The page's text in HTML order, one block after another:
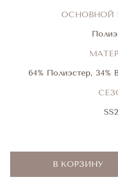
ОСНОВНОЙ
64% Полиэстер, 34%
В КОРЗИНУ